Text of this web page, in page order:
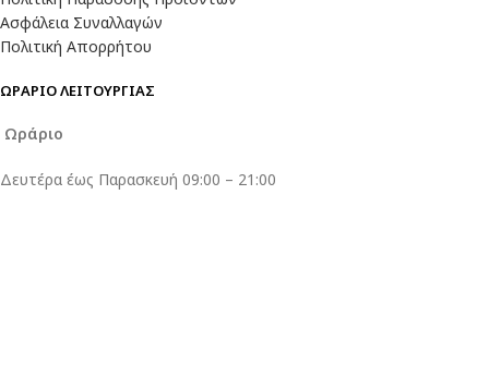
Ασφάλεια Συναλλαγών
Πολιτική Απορρήτου
ΩΡΑΡΙΟ ΛΕΙΤΟΥΡΓΙΑΣ
Ωράριο
Δευτέρα έως Παρασκευή 09:00 – 21:00